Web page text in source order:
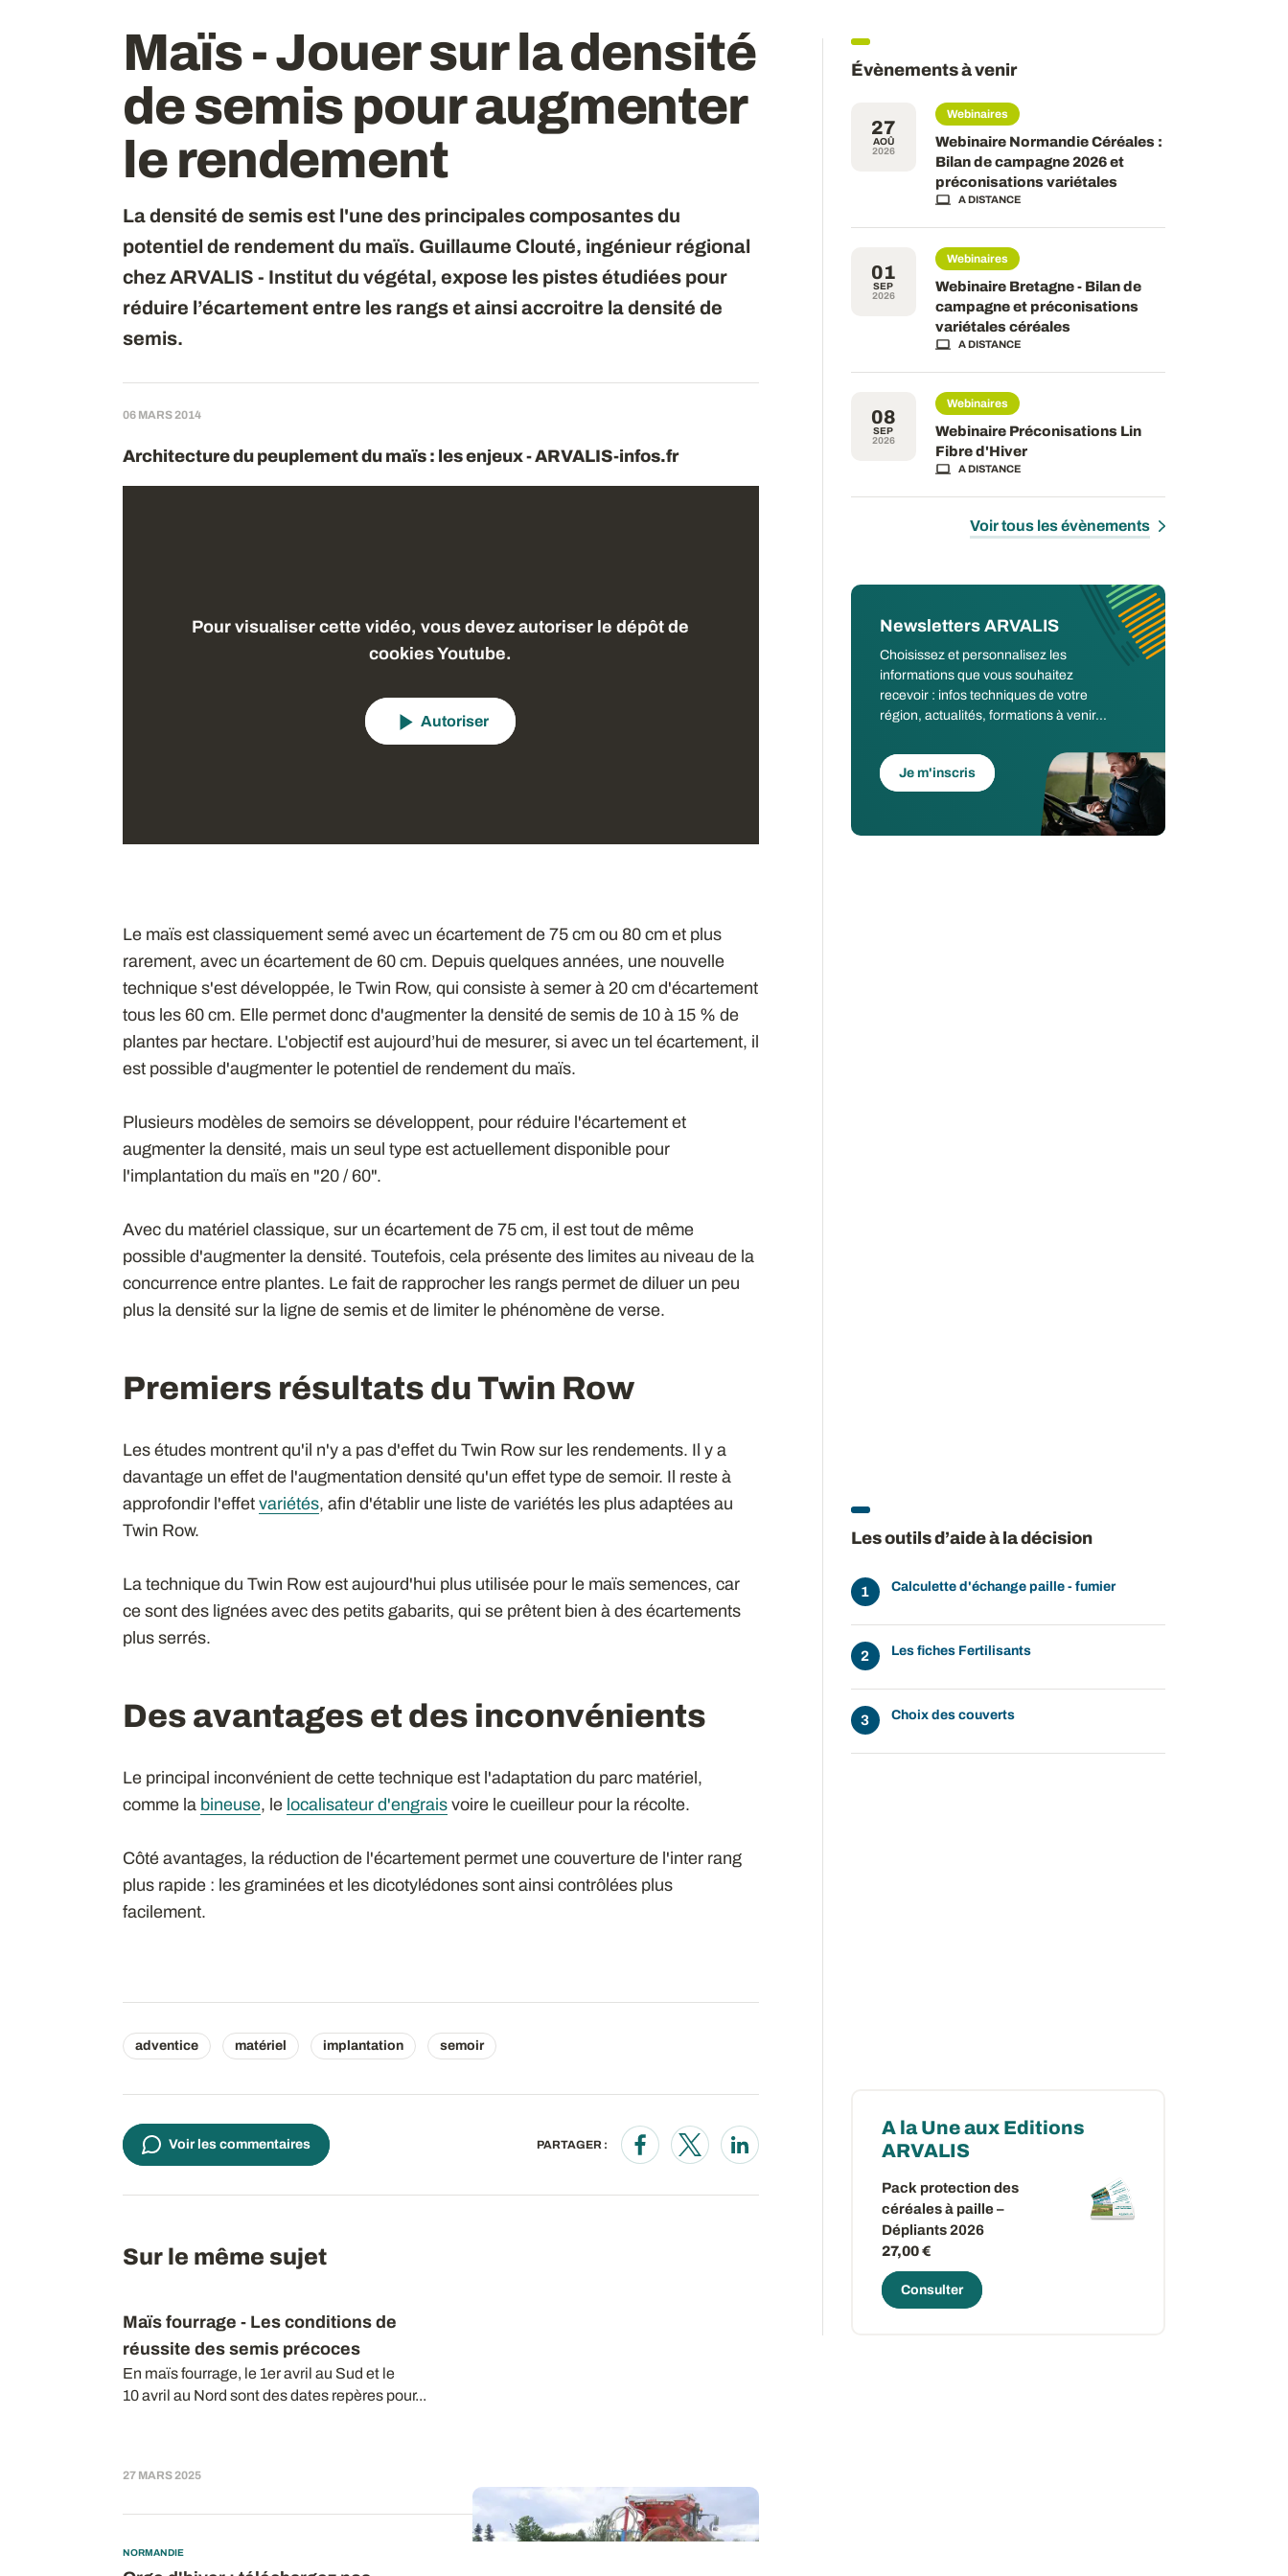
Maïs - Jouer sur la densité
de semis pour augmenter
le rendement
La densité de semis est l'une des principales composantes du
potentiel de rendement du maïs. Guillaume Clouté, ingénieur régional
chez ARVALIS - Institut du végétal, expose les pistes étudiées pour
réduire l’écartement entre les rangs et ainsi accroitre la densité de
semis.
06 MARS 2014
Architecture du peuplement du maïs : les enjeux - ARVALIS-infos.fr
Pour visualiser cette vidéo, vous devez autoriser le dépôt de
cookies Youtube.
Autoriser
Le maïs est classiquement semé avec un écartement de 75 cm ou 80 cm et plus
rarement, avec un écartement de 60 cm. Depuis quelques années, une nouvelle
technique s'est développée, le Twin Row, qui consiste à semer à 20 cm d'écartement
tous les 60 cm. Elle permet donc d'augmenter la densité de semis de 10 à 15 % de
plantes par hectare. L'objectif est aujourd’hui de mesurer, si avec un tel écartement, il
est possible d'augmenter le potentiel de rendement du maïs.
Plusieurs modèles de semoirs se développent, pour réduire l'écartement et
augmenter la densité, mais un seul type est actuellement disponible pour
l'implantation du maïs en "20 / 60".
Avec du matériel classique, sur un écartement de 75 cm, il est tout de même
possible d'augmenter la densité. Toutefois, cela présente des limites au niveau de la
concurrence entre plantes. Le fait de rapprocher les rangs permet de diluer un peu
plus la densité sur la ligne de semis et de limiter le phénomène de verse.
Premiers résultats du Twin Row
Les études montrent qu'il n'y a pas d'effet du Twin Row sur les rendements. Il y a
davantage un effet de l'augmentation densité qu'un effet type de semoir. Il reste à
approfondir l'effet variétés, afin d'établir une liste de variétés les plus adaptées au
Twin Row.
La technique du Twin Row est aujourd'hui plus utilisée pour le maïs semences, car
ce sont des lignées avec des petits gabarits, qui se prêtent bien à des écartements
plus serrés.
Des avantages et des inconvénients
Le principal inconvénient de cette technique est l'adaptation du parc matériel,
comme la bineuse, le localisateur d'engraisvoire le cueilleur pour la récolte.
Côté avantages, la réduction de l'écartement permet une couverture de l'inter rang
plus rapide : les graminées et les dicotylédones sont ainsi contrôlées plus
facilement.
adventice matériel implantation semoir
Voir les commentaires PARTAGER :
Opens in a new window
Opens in a new window
Opens in a new window
Sur le même sujet
Maïs fourrage - Les conditions de
réussite des semis précoces
En maïs fourrage, le 1er avril au Sud et le
10 avril au Nord sont des dates repères pour...
27 MARS 2025
NORMANDIE
Évènements à venir
27
AOÛ
2026
Webinaires
Webinaire Normandie Céréales :
Bilan de campagne 2026 et
préconisations variétales
A DISTANCE
01
SEP
2026
Webinaires
Webinaire Bretagne - Bilan de
campagne et préconisations
variétales céréales
A DISTANCE
08
SEP
2026
Webinaires
Webinaire Préconisations Lin
Fibre d'Hiver
A DISTANCE
Voir tous les évènements
Newsletters ARVALIS
Choisissez et personnalisez les
informations que vous souhaitez
recevoir : infos techniques de votre
région, actualités, formations à venir...
Je m'inscris
Les outils d’aide à la décision
Calculette d'échange paille - fumier
Les fiches Fertilisants
Choix des couverts
A la Une aux Editions
ARVALIS
Pack protection des
céréales à paille –
Dépliants 2026
27,00 €
Consulter